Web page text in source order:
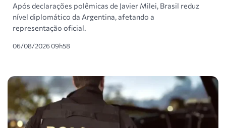
Após declarações polêmicas de Javier Milei, Brasil reduz
nível diplomático da Argentina, afetando a
representação oficial.
06/08/2026 09h58